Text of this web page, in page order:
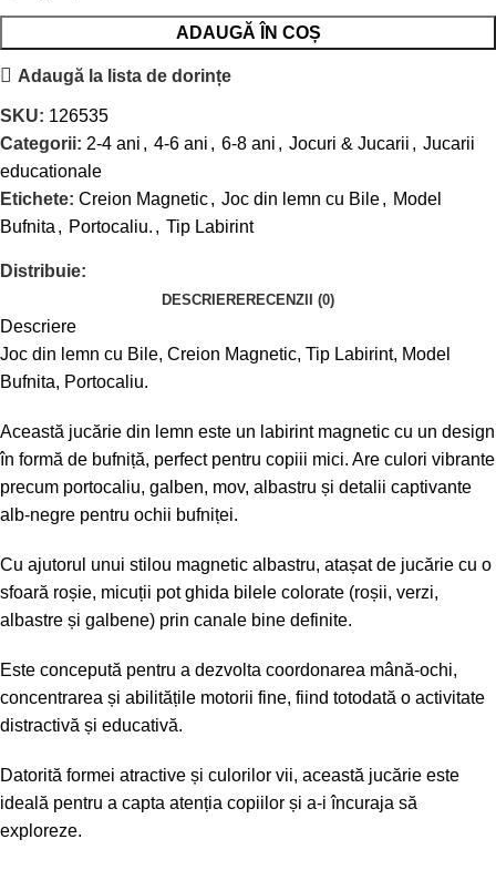
ADAUGĂ ÎN COȘ
Adaugă la lista de dorințe
SKU: 126535
Categorii: 2-4 ani , 4-6 ani , 6-8 ani , Jocuri & Jucarii , Jucarii
educationale
Etichete: Creion Magnetic, Joc din lemn cu Bile, Model
Bufnita , Portocaliu. , Tip Labirint
Distribuie:
DESCRIERERECENZII (0)
Descriere
Joc din lemn cu Bile, Creion Magnetic, Tip Labirint, Model
Bufnita, Portocaliu.
Această jucărie din lemn este un labirint magnetic cu un design
în formă de bufniță, perfect pentru copiii mici. Are culori vibrante
precum portocaliu, galben, mov, albastru și detalii captivante
alb-negre pentru ochii bufniței.
Cu ajutorul unui stilou magnetic albastru, atașat de jucărie cu o
sfoară roșie, micuții pot ghida bilele colorate (roșii, verzi,
albastre și galbene) prin canale bine definite.
Este concepută pentru a dezvolta coordonarea mână-ochi,
concentrarea și abilitățile motorii fine, fiind totodată o activitate
distractivă și educativă.
Datorită formei atractive și culorilor vii, această jucărie este
ideală pentru a capta atenția copiilor și a-i încuraja să
exploreze.